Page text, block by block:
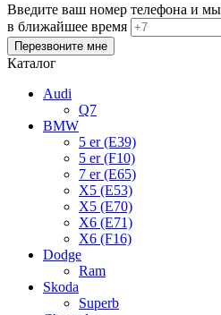
Введите ваш номер телефона и
в ближайшее время
Каталог
Audi
Q7
BMW
5 er (E39)
5 er (F10)
7 er (E65)
X5 (E53)
X5 (E70)
X6 (E71)
X6 (F16)
Dodge
Ram
Skoda
Superb